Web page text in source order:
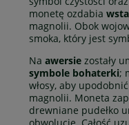
monetę ozdabia
magnolii. Obok
smoka, który jest
Na awersie zostały
symbole bohaterki;
włosy, aby
magnolii. Moneta
drewniane pudełko